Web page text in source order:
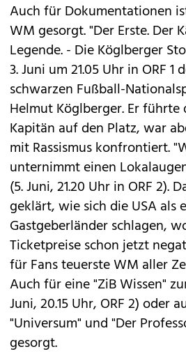
Auch für Dokumentationen
WM gesorgt. "Der Erste. Der
Legende. - Die Köglberger
3. Juni um 21.05 Uhr in ORF 1
schwarzen Fußball-
Helmut Köglberger. Er führte
Kapitän auf den Platz, war
mit Rassismus konfrontiert.
unternimmt einen
(5. Juni, 21.20 Uhr in ORF 2).
geklärt, wie sich die USA als
Gastgeberländer schlagen,
Ticketpreise schon jetzt
für Fans teuerste WM aller
Auch für eine "ZiB Wissen"
Juni, 20.15 Uhr, ORF 2) oder
"Universum" und "Der
gesorgt.